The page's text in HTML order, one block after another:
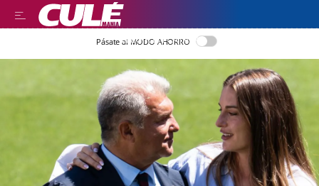
LLEGIR EN CATALÀ
Pásate al MODO AHORRO